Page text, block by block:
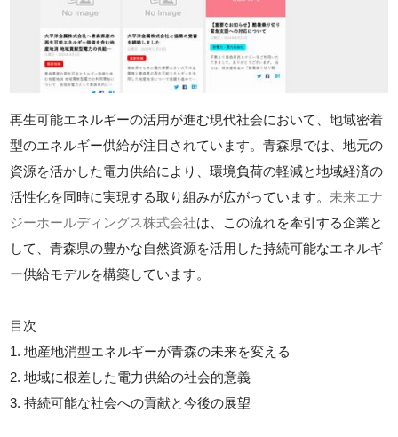
再生可能エネルギーの活用が進む現代社会において、地域密着
型のエネルギー供給が注目されています。青森県では、地元の
資源を活かした電力供給により、環境負荷の軽減と地域経済の
活性化を同時に実現する取り組みが広がっています。 未来エナ
ジーホールディングス株式会社は、この流れを牽引する企業と
して、青森県の豊かな自然資源を活用した持続可能なエネルギ
ー供給モデルを構築しています。
目次
1. 地産地消型エネルギーが青森の未来を変える
2. 地域に根差した電力供給の社会的意義
3. 持続可能な社会への貢献と今後の展望